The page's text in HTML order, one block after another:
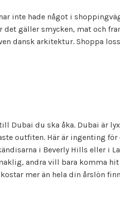
inte hade något i
gäller smycken, mat och
dansk arkitektur. Shoppa
Dubai du ska åka. Dubai är
outfiten. Här är ingenting
i Beverly Hills eller i
andra vill bara komma
mer än hela din årslön